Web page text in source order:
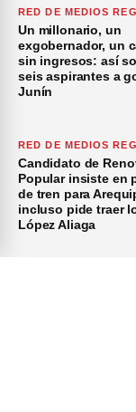
RED DE MEDIOS
Un millonario, un
exgobernador, un
sin ingresos: así
seis aspirantes a
Junín
RED DE MEDIOS
Candidato de
Popular insiste en
de tren para
incluso pide traer
López Aliaga